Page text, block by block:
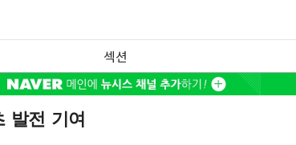
섹션
발전 기여